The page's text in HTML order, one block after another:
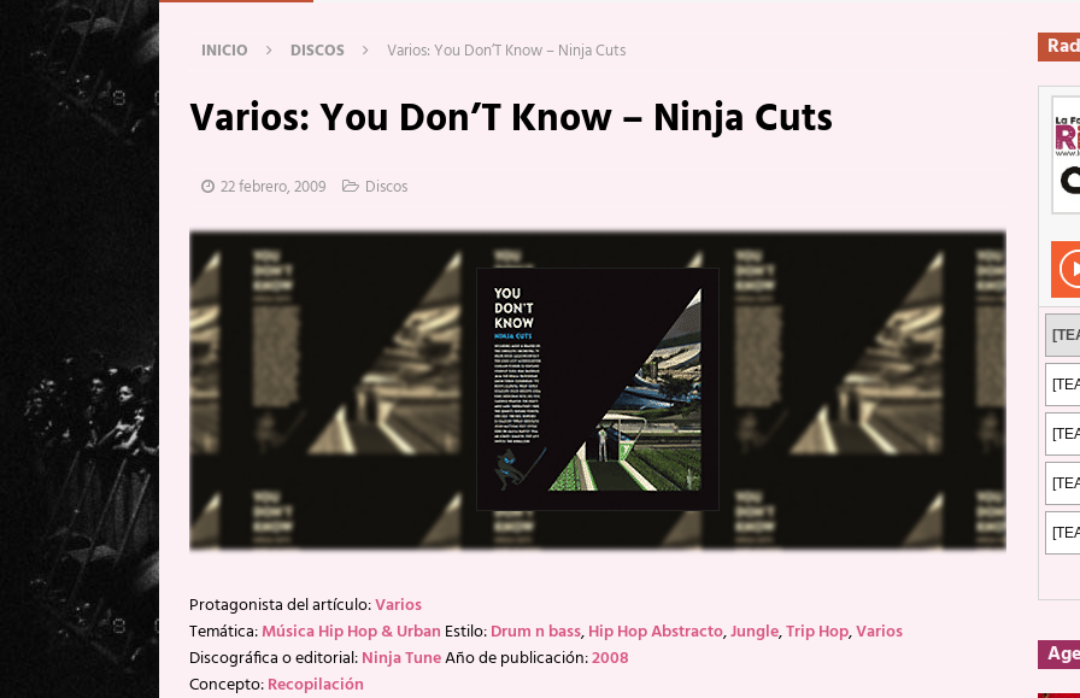
[ 11 junio, 2026 ] Vamos Con Todo: El rock urbano sigue en buenas manos
[ 1 junio, 2026 ]
Ave Exsilyum, los que van a escucharte te saludan
ENTREVISTAS
Iron Maiden: Música y arte que forjaron un mito
[ 20 mayo, 2026 ]
[ 17 mayo, 2026 ] Fito & Fitipaldis: 2 de mayo de 2026 en Fuengirola
FOTOS
[ 17 mayo, 2026 ] Fito & Fitipaldis: Su ‘aullido’ retumbó ferozmente en Fuengirola.
REPORTAJES
[ 5 agosto, 2026 ] Florent Gorges: La historia de Nintendo Vol. 2 PUBLICACIONES
INICIO DISCOS Varios: You Don’T Know – Ninja Cuts
Varios: You Don’T Know – Ninja Cuts
22 febrero, 2009 Discos
Protagonista del artículo:Varios
Temática:Música Hip Hop & Urban Estilo:Drum n bass,Hip Hop Abstracto,Jungle,Trip Hop,Varios
Discográfica o editorial:Ninja TuneAño de publicación:2008
Concepto:Recopilación